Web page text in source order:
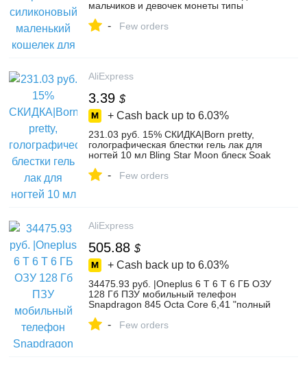
мальчиков и девочек монеты типы
сумка # TX4 купить на AliExpress
- Few orders
AliExpress
3.39 $
+ Cash back up to 6.03%
231.03 руб. 15% СКИДКА|Born pretty,
голографическая блестки гель лак для
ногтей 10 мл Bling Star Moon блеск Soak
купить на AliExpress
- Few orders
AliExpress
505.88 $
+ Cash back up to 6.03%
34475.93 руб. |Oneplus 6 T 6 T 6 ГБ ОЗУ
128 Гб ПЗУ мобильный телефон
Snapdragon 845 Octa Core 6,41 "полный
купить на AliExpress
- Few orders